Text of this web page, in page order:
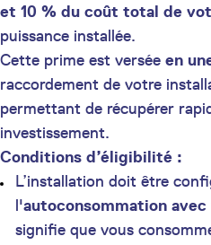
et 10 % du coût total de
puissance installée.
Cette prime est versée en
raccordement de votre
permettant de récupérer
investissement.
Conditions d’éligibilité :
L’installation doit être
l'autoconsommation
signifie que vous